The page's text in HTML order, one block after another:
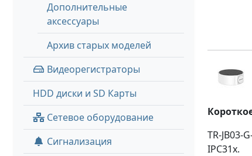
Дополнительные
аксессуары
Архив старых моделей
Видеорегистраторы
HDD диски и SD Карты
Сетевое оборудование
Сигнализация
TR-JB03-
IPC31x.